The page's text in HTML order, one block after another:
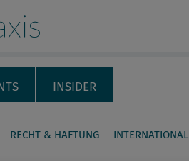
INSIDER
RECHT & HAFTUNG